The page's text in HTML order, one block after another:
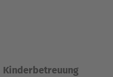
Kinderbetreuung